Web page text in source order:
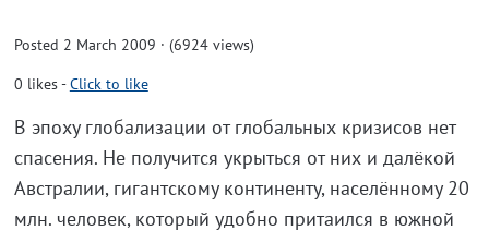
Posted 2 March 2009 · (6924 views)
0 likes-Click to like
В эпоху глобализации от глобальных кризисов нет
спасения. Не получится укрыться от них и далёкой
Австралии, гигантскому континенту, населённому 20
млн. человек, который удобно притаился в южной